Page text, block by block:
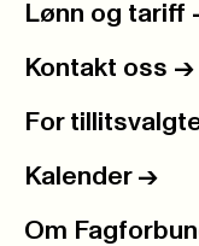
Lønn og tariff
Kontakt oss ->
For
Kalender ->
Om